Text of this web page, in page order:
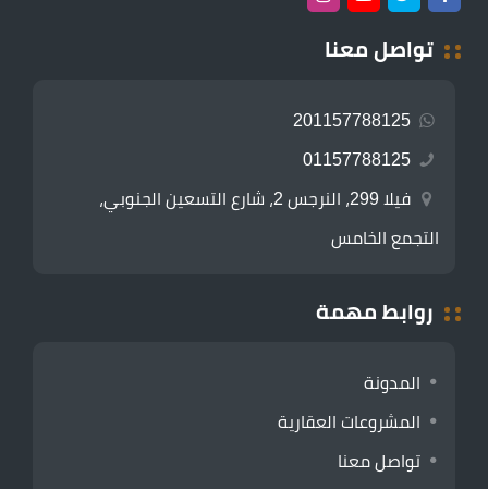
تواصل معنا
201157788125
01157788125
فيلا 299، النرجس 2، شارع التسعين الجنوبي،
التجمع الخامس
روابط مهمة
المدونة
المشروعات العقارية
تواصل معنا